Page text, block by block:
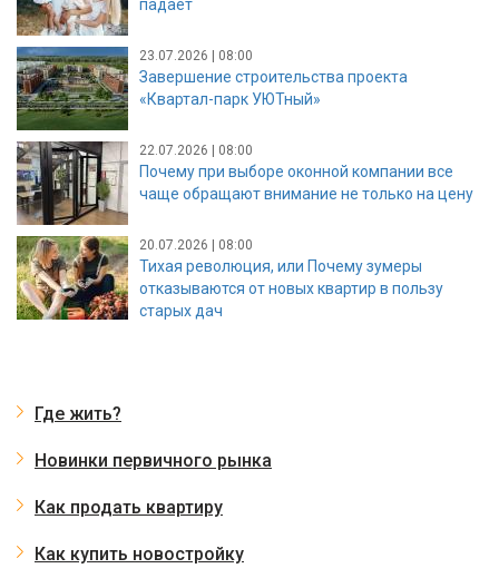
падает
23.07.2026 | 08:00
Завершение строительства проекта
«Квартал-парк УЮТный»
22.07.2026 | 08:00
Почему при выборе оконной компании все
чаще обращают внимание не только на цену
20.07.2026 | 08:00
Тихая революция, или Почему зумеры
отказываются от новых квартир в пользу
старых дач
Где жить?
Новинки первичного рынка
Как продать квартиру
Как купить новостройку